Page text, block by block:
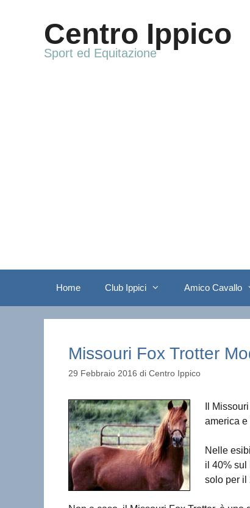
Centro Ippico
Sport ed Equitazione
Home Club Ippici Amico Cavallo
Missouri Fox Trotter
29 Febbraio 2016 di Centro Ippico
Il
america
Nelle
il 40% sul
solo per il